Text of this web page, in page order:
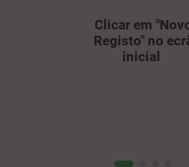
Clicar em
Registo" no
inicial